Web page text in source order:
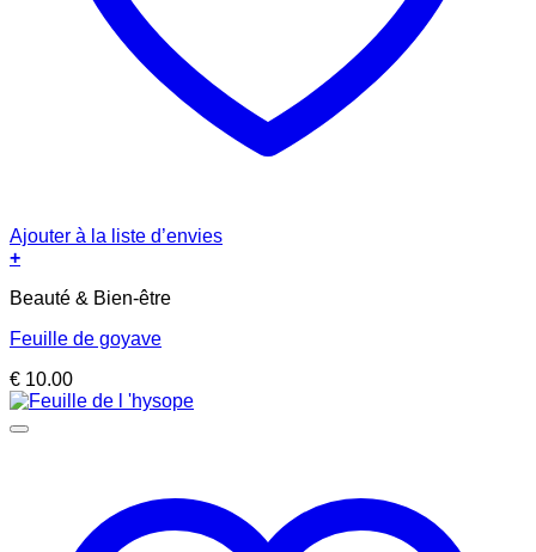
Ajouter à la liste d’envies
+
Beauté & Bien-être
Feuille de goyave
€ 10.00